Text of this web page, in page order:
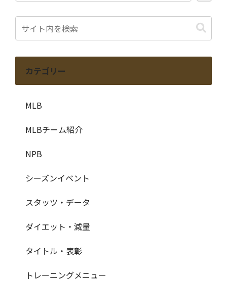
カテゴリー
MLB
MLBチーム紹介
NPB
シーズンイベント
スタッツ・データ
ダイエット・減量
タイトル・表彰
トレーニングメニュー